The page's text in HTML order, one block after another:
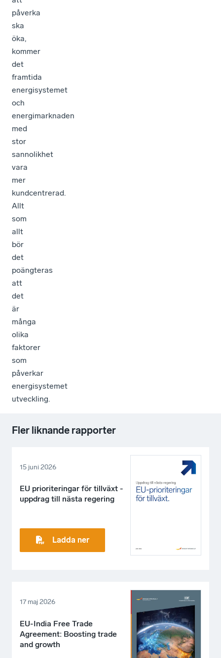
påverka
ska
öka,
kommer
det
framtida
energisystemet
och
energimarknaden
med
stor
sannolikhet
vara
mer
kundcentrerad.
Allt
som
allt
bör
det
poängteras
att
det
är
många
olika
faktorer
som
påverkar
energisystemet
utveckling.
Fler liknande rapporter
15 juni 2026
EU prioriteringar för tillväxt -
uppdrag till nästa regering
Ladda ner
17 maj 2026
EU-India Free Trade
Agreement: Boosting trade
and growth